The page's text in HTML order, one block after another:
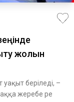
жолын
уақыт беріледі, –
жеребе ре